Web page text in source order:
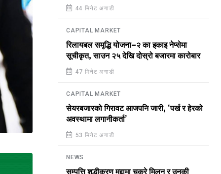
44 मिनेट अगाडी
CAPITAL MARKET
रिलायबल समृद्धि योजना–२ का इकाइ नेप्सेमा
सूचीकृत, साउन २५ देखि दोस्रो बजारमा कारोबार
47 मिनेट अगाडी
CAPITAL MARKET
सेयरबजारको गिरावट आजपनि जारी, ‘पर्ख र हेरको
अवस्थामा लगानीकर्ता’
53 मिनेट अगाडी
NEWS
सम्पत्ति शुद्धीकरण मुद्दामा चक्रे मिलन र उनकी